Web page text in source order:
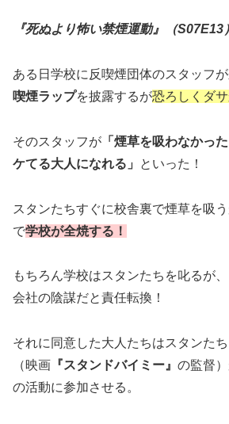
『死ぬより怖い禁煙運動』（S07E13）
ある日学校に反喫煙団体のスタッフ
喫煙ラップを披露するが恐ろしくダサ
そのスタッフが 「煙草を吸わなかっ
ケてる大人になれる」
といった！
スタンたちすぐに校舎裏で煙草を吸
で学校が全焼する！
もちろん学校はスタンたちを叱るが
会社の陰謀だと責任転換！
それに同意した大人たちはスタンた
（映画 『スタンドバイミー』 の監督
の活動に参加させる。